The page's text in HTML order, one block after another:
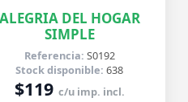
ALEGRIA DEL HOGAR
SIMPLE
Referencia: S0192
Stock disponible: 638
$119 c/u imp. incl.